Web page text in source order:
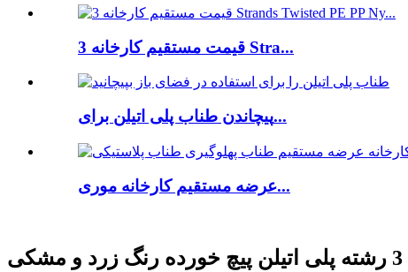
قیمت مستقیم کارخانه 3 Stra...
پیچاندن طناب پلی اتیلن برای...
عرضه مستقیم کارخانه موری...